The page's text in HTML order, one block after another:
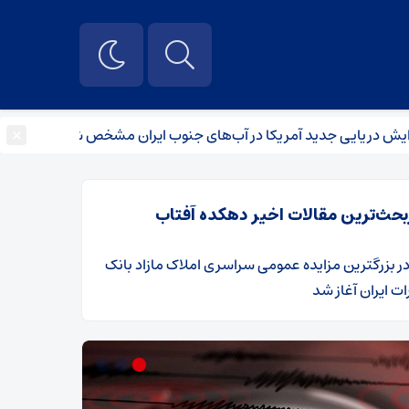
جدید آمریکا در آب‌های جنوب ایران مشخص شد
مقالات اخیر دهکده آفتاب
​بزرگترین مزایده عمومی سراسری املاک مازاد بانک
ایران آغاز شد